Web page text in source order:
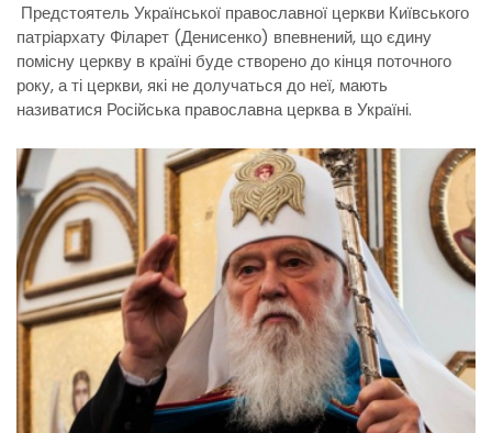
Предстоятель Української православної церкви Київського
патріархату Філарет (Денисенко) впевнений, що єдину
помісну церкву в країні буде створено до кінця поточного
року, а ті церкви, які не долучаться до неї, мають
називатися Російська православна церква в Україні.